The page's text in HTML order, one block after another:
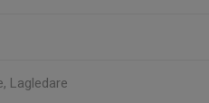
Lagledare